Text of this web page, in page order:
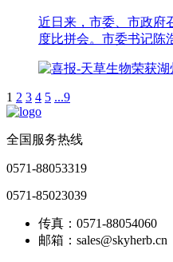
近日来，市委、市政府
度比拼会。市委书记陈
1 2 3 4 5 ...9
全国服务热线
0571-88053319
0571-85023039
传真：0571-88054060
邮箱：sales@skyherb.cn